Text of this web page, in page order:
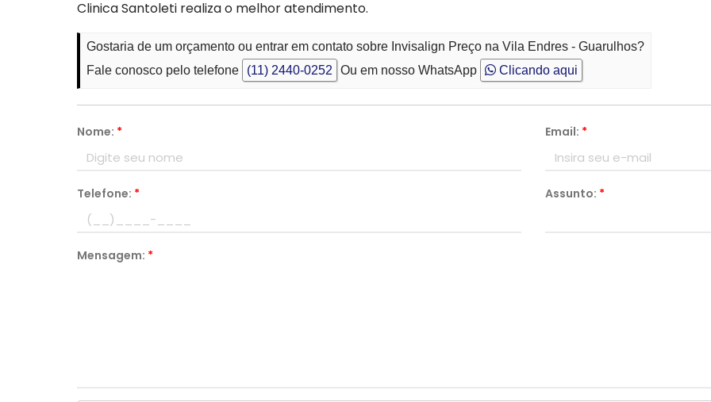
Clinica Santoleti realiza o melhor atendimento.
Gostaria de um orçamento ou entrar em contato sobre Invisalign Preço na Vila Endres - Guarulhos?
Fale conosco pelo telefone
(11) 2440-0252 Ou em nosso WhatsApp Clicando aqui
Nome: * Email: *
Telefone: * Assunto: *
Mensagem: *